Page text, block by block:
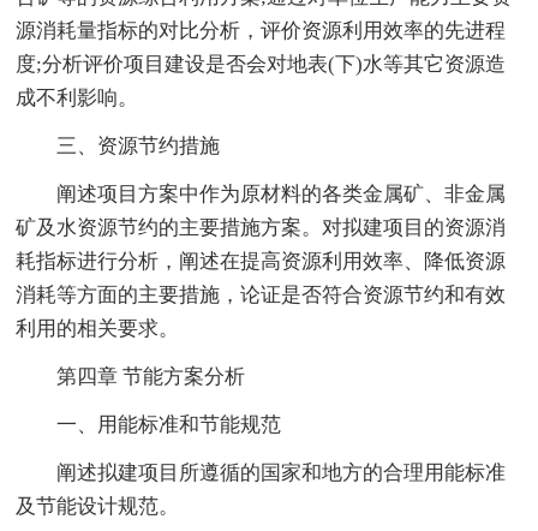
源消耗量指标的对比分析，评价资源利用效率的先进程
度;分析评价项目建设是否会对地表(下)水等其它资源造
成不利影响。
三、资源节约措施
阐述项目方案中作为原材料的各类金属矿、非金属
矿及水资源节约的主要措施方案。对拟建项目的资源消
耗指标进行分析，阐述在提高资源利用效率、降低资源
消耗等方面的主要措施，论证是否符合资源节约和有效
利用的相关要求。
第四章 节能方案分析
一、用能标准和节能规范
阐述拟建项目所遵循的国家和地方的合理用能标准
及节能设计规范。